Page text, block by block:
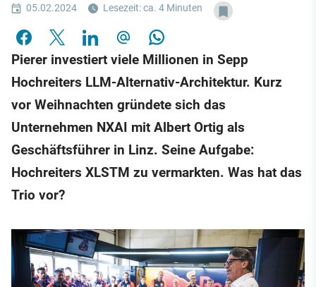
05.02.2024 Lesezeit: ca. 4 Minuten
Pierer investiert viele Millionen in Sepp
Hochreiters LLM-Alternativ-Architektur. Kurz
vor Weihnachten gründete sich das
Unternehmen NXAI mit Albert Ortig als
Geschäftsführer in Linz. Seine Aufgabe:
Hochreiters XLSTM zu vermarkten. Was hat das
Trio vor?